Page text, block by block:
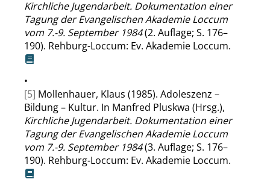
Kirchliche Jugendarbeit. Dokumentation einer
Tagung der Evangelischen Akademie Loccum
vom 7.-9. September 1984(2. Auflage; S. 176–
190). Rehburg-Loccum: Ev. Akademie Loccum.
•
[5] Mollenhauer, Klaus (1985). Adoleszenz –
Bildung – Kultur. In Manfred Pluskwa (Hrsg.),
Kirchliche Jugendarbeit. Dokumentation einer
Tagung der Evangelischen Akademie Loccum
vom 7.-9. September 1984(3. Auflage; S. 176–
190). Rehburg-Loccum: Ev. Akademie Loccum.